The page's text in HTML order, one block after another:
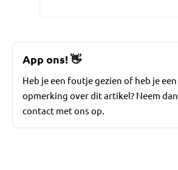
App ons!👋
Heb je een foutje gezien of heb je een
opmerking over dit artikel? Neem dan
contact met ons op.